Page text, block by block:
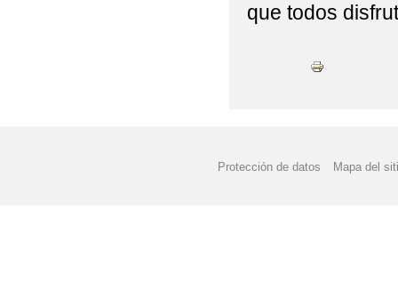
que todos
Protección de datos Mapa del